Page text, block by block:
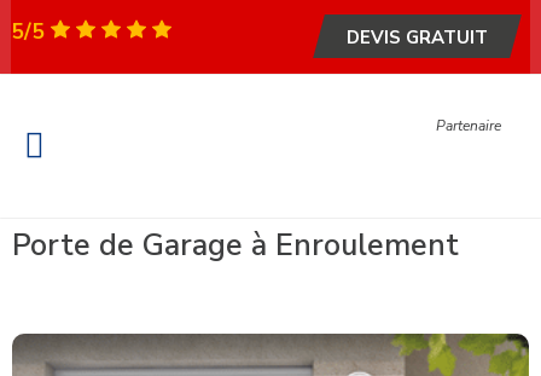
5/5 DEVIS GRATUIT
Partenaire
Porte de Garage à Enroulement